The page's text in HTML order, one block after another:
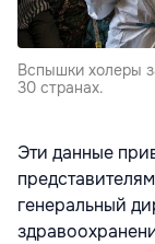
Вспышки холеры
30 странах.
Эти данные
генеральный